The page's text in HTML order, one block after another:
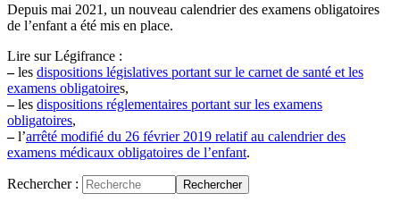
Depuis mai 2021, un nouveau calendrier des examens obligatoires
de l’enfant a été mis en place.
Lire sur Légifrance :
–les dispositions législatives portant sur le carnet de santé et les
examens obligatoires,
–les dispositions réglementaires portant sur les examens
obligatoires,
–l’arrêté modifié du 26 février 2019 relatif au calendrier des
examens médicaux obligatoires de l’enfant.
Rechercher : Rechercher